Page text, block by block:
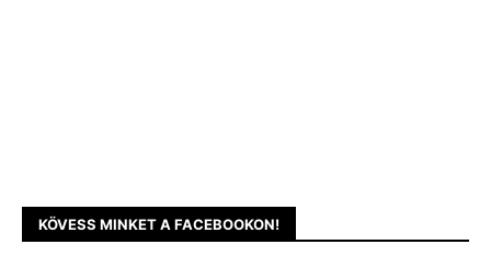
KÖVESS MINKET A FACEBOOKON!